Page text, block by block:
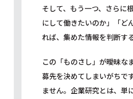
そして、もう一つ、さらに
にして働きたいのか」「ど
れば、集めた情報を判断す
この「ものさし」が曖昧な
募先を決めてしまいがちで
ません。企業研究とは、単